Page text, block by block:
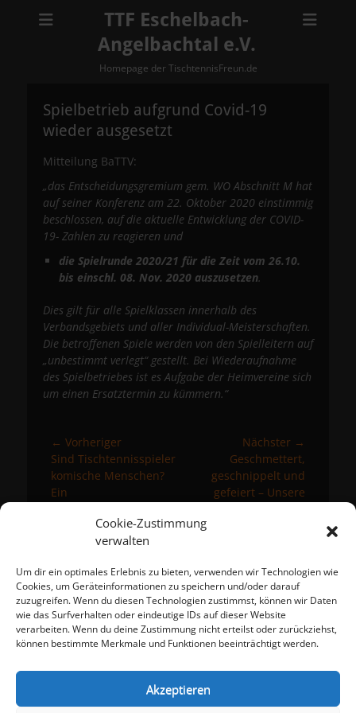
Cookie-Zustimmung
verwalten
Um dir ein optimales Erlebnis zu bieten, verwenden wir Technologien wie
Cookies, um Geräteinformationen zu speichern und/oder darauf
zuzugreifen. Wenn du diesen Technologien zustimmst, können wir Daten
wie das Surfverhalten oder eindeutige IDs auf dieser Website
verarbeiten. Wenn du deine Zustimmung nicht erteilst oder zurückziehst,
können bestimmte Merkmale und Funktionen beeinträchtigt werden.
Akzeptieren
TTF Eschelbach-
Angelbachtal e.V.
Homepage der TischtennisFreun.de
Spielbetrieb aufgrund Covid-19
wieder ausgesetzt
Mitteilung BaTTV:
„das Entscheidungsgremium gem. WO Abschnitt M hat
auf seiner Konferenz am 22. Oktober 2020 einstimmig
beschlossen, auf die aktuelle Entwicklung der COVID-
19- Zahlen zu reagieren und
die Spielrunde 2020/21 für die Zeit vom 26.10.
bis einschl. 08. Nov. 2020 auszusetzen.
Dies gilt für alle Spielklassen innerhalb des
Verbandsgebiets und aller Individual-Meisterschaften.
Die betroffenen Spiele werden von den Spielleitern auf
„unbestimmt verlegt“ gestellt. Bei Wiederaufnahme
des Spielbetriebes ist es Aufgabe der Heimvereine sich
um einen Ersatztermin zu kümmern.“
Beitragsnavigation
← Vorheriger
Vorheriger
Beitrag:
Sind Tischtennisspieler
komische Menschen?
Ein
Nächster →
Beitrag:
Geschmettert,
geschnippelt und
gefeiert – Unsere
Meta
Anmelden
Eintrags-Feed
Kommentar-Feed